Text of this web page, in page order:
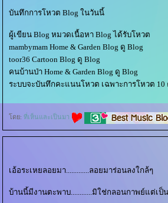
บันทึกการโหวต Blog ในวันนี้
ผู้เขียน Blog หมวดเนื้อหา Blog ได้รับโหวต
mambymam Home & Garden Blog ดู Blog
toor36 Cartoon Blog ดู Blog
คนบ้านป่า Home & Garden Blog ดู Blog
ระบบจะบันทึกคะแนนโหวต เฉพาะการโหวต
ดย: ที่เห็นและเป็นมา
เอ้อระเหยลอยมา.............ลอยมาร่อนลงใกล้ๆ
บ้านนี้มีงานตะพาบ............มิใช่กลอนกาพย์แต่เ